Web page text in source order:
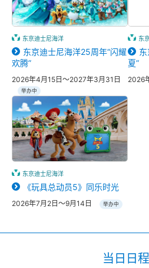
东京迪士尼海洋
东京迪士尼海洋25周年“闪耀
欢腾”
2026年4月15日～2027年3月31日
举办中
东
夏”
2026
东京迪士尼海洋
《玩具总动员5》同乐时光
2026年7月2日～9月14日 举办中
当日日